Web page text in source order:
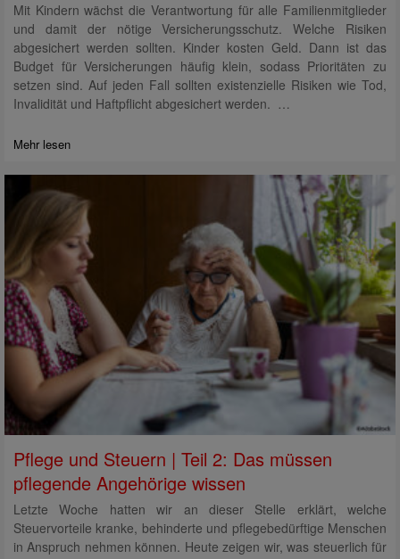
Mit Kindern wächst die Verantwortung für alle Familienmitglieder
und damit der nötige Versicherungsschutz. Welche Risiken
abgesichert werden sollten. Kinder kosten Geld. Dann ist das
Budget für Versicherungen häufig klein, sodass Prioritäten zu
setzen sind. Auf jeden Fall sollten existenzielle Risiken wie Tod,
Invalidität und Haftpflicht abgesichert werden. …
Mehr lesen
Pflege und Steuern | Teil 2: Das müssen
pflegende Angehörige wissen
Letzte Woche hatten wir an dieser Stelle erklärt, welche
Steuervorteile kranke, behinderte und pflegebedürftige Menschen
in Anspruch nehmen können. Heute zeigen wir, was steuerlich für